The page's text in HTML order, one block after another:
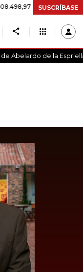
+$ 8.753,81 +2,19%
SUSCRÍBASE
Abelardo de la